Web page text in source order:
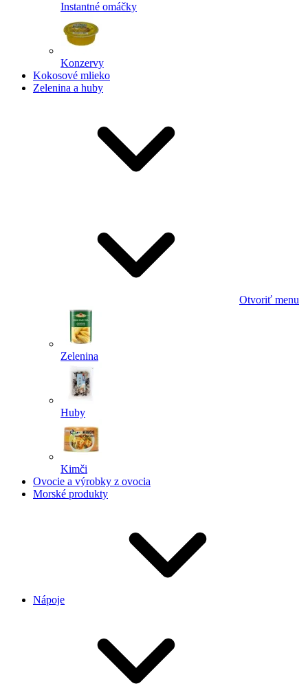
Instantné omáčky
Konzervy
Kokosové mlieko
Zelenina a huby
Otvoriť menu
Zelenina
Huby
Kimči
Ovocie a výrobky z ovocia
Morské produkty
Nápoje